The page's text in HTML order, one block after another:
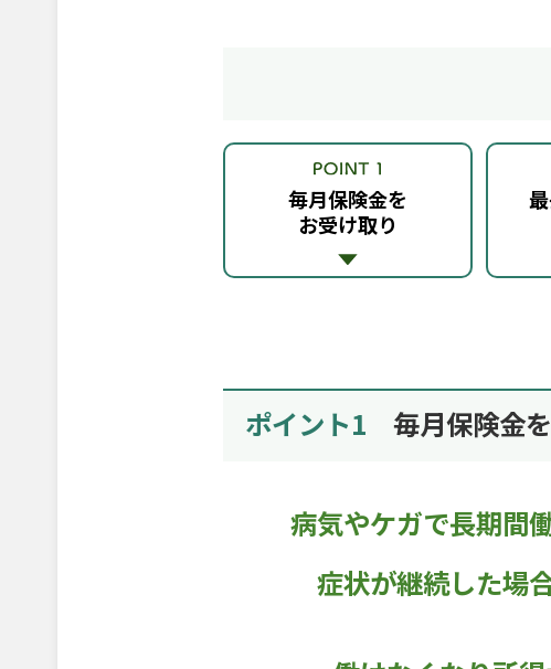
毎月保険金を
お受け取り
ポイント1 毎月保険金
病気やケガで長期間
症状が継続した場